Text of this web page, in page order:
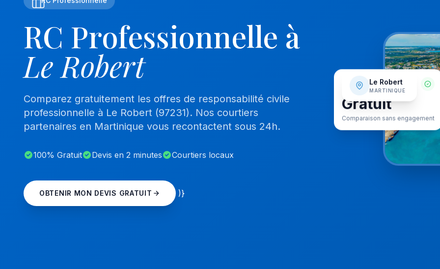
RC Professionnelle à
Le Robert
Comparez gratuitement les offres de responsabilité civile
professionnelle à Le Robert (97231). Nos courtiers
partenaires en Martinique vous recontactent sous 24h.
100% Gratuit Devis en 2 minutes Courtiers locaux
OBTENIR MON DEVIS GRATUIT )}
SERVICE
Gratuit
Comparaison sans engagement
Le Robert
MARTINIQUE